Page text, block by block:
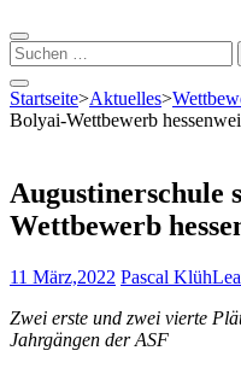
Suchen
nach:
Startseite>Aktuelles>
Bolyai-Wettbewerb
Augustinerschule
Wettbewerb
11 März,2022 Pascal Klüh
Zwei erste und zwei vierte
Jahrgängen der ASF